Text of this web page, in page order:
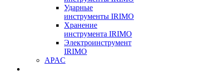
Ударные
инструменты IRIMO
Хранение
инструмента IRIMO
Электроинструмент
IRIMO
APAC